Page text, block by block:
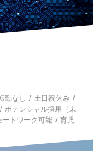
勤なし
土日祝休み
ポテンシャル採用（未
ートワーク可能
育児